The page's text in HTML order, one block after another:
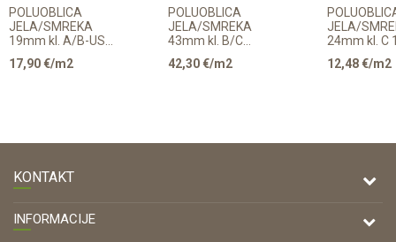
POLUOBLICA
JELA/SMREKA
19mm kl. A/B-US
17,90€/m2
POLUOBLICA
JELA/SMREKA
43mm kl. B/C
42,30€/m2
JELA/
24mm kl. C
12,48€/m2
KONTAKT
DRVONA D.O.O.
Antuna Mihanovića 7,
INFORMACIJE